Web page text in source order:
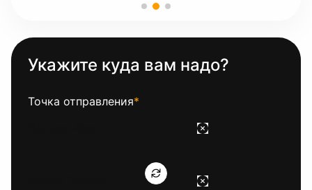
Укажите куда вам надо?
Точка отправления*